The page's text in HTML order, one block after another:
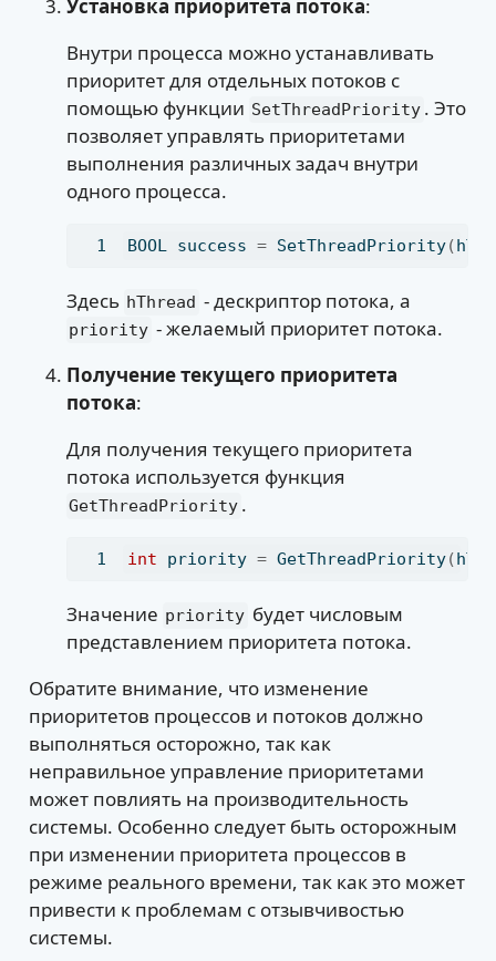
Установка приоритета потока:
Внутри процесса можно устанавливать
приоритет для отдельных потоков с
помощью функции SetThreadPriority . Это
позволяет управлять приоритетами
выполнения различных задач внутри
одного процесса.
BOOL success = SetThreadPriority(
Здесь hThread - дескриптор потока, а
priority - желаемый приоритет потока.
Получение текущего приоритета
потока:
Для получения текущего приоритета
потока используется функция
GetThreadPriority .
int priority = GetThreadPriority(
Значение priority будет числовым
представлением приоритета потока.
Обратите внимание, что изменение
приоритетов процессов и потоков должно
выполняться осторожно, так как
неправильное управление приоритетами
может повлиять на производительность
системы. Особенно следует быть осторожным
при изменении приоритета процессов в
режиме реального времени, так как это может
привести к проблемам с отзывчивостью
системы.